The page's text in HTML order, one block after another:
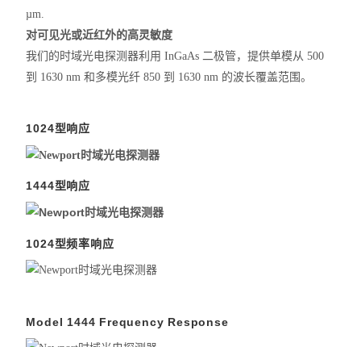
µm.
对可见光或近红外的高灵敏度
我们的时域光电探测器利用 InGaAs 二极管，提供单模从 500
到 1630 nm 和多模光纤 850 到 1630 nm 的波长覆盖范围。
1024型响应
1444型响应
1024型频率响应
Model 1444 Frequency Response